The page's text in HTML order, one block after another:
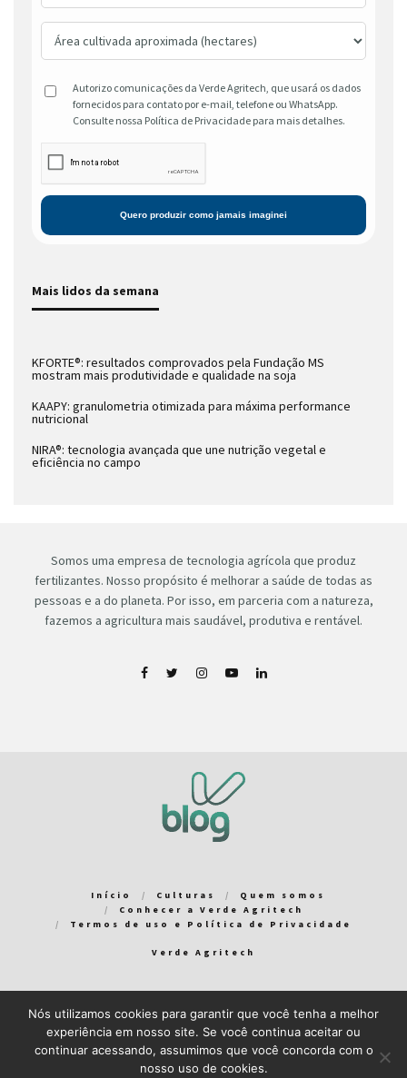
Autorizo comunicações da Verde Agritech, que usará os dados
fornecidos para contato por e-mail, telefone ou WhatsApp.
Consulte nossa Política de Privacidade para mais detalhes.
Mais lidos da semana
KFORTE®: resultados comprovados pela Fundação MS
mostram mais produtividade e qualidade na soja
KAAPY: granulometria otimizada para máxima performance
nutricional
NIRA®: tecnologia avançada que une nutrição vegetal e
eficiência no campo
Somos uma empresa de tecnologia agrícola que produz
fertilizantes. Nosso propósito é melhorar a saúde de todas as
pessoas e a do planeta. Por isso, em parceria com a natureza,
fazemos a agricultura mais saudável, produtiva e rentável.
Início Culturas
Quem somos
Conhecer a Verde Agritech
Termos de uso e Política de Privacidade
Verde Agritech
Bem-vindo ao Verde Blog! Para que a sua experiência em nosso
blog seja a melhor possível, utilizamos cookies. Você pode
aceitar ou gerenciar seus cookiesaqui.
Nós utilizamos cookies para garantir que você tenha a melhor
experiência em nosso site. Se você continua aceitar ou
continuar acessando, assumimos que você concorda com o
nosso uso de cookies.